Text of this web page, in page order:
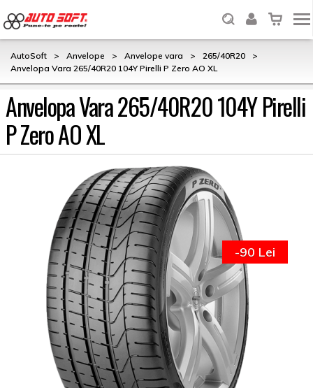
AutoSoft > Anvelope > Anvelope vara > 265/40R20
>
Anvelopa Vara 265/40R20 104Y Pirelli P Zero AO XL
Anvelopa Vara 265/40R20 104Y Pirelli
P Zero AO XL
-90 Lei